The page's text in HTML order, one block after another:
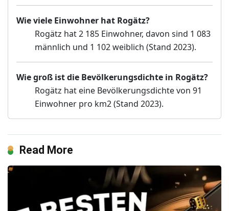
Wie viele Einwohner hat Rogätz?
Rogätz hat 2 185 Einwohner, davon sind 1 083
männlich und 1 102 weiblich (Stand 2023).
Wie groß ist die Bevölkerungsdichte in Rogätz?
Rogätz hat eine Bevölkerungsdichte von 91
Einwohner pro km2 (Stand 2023).
Read More